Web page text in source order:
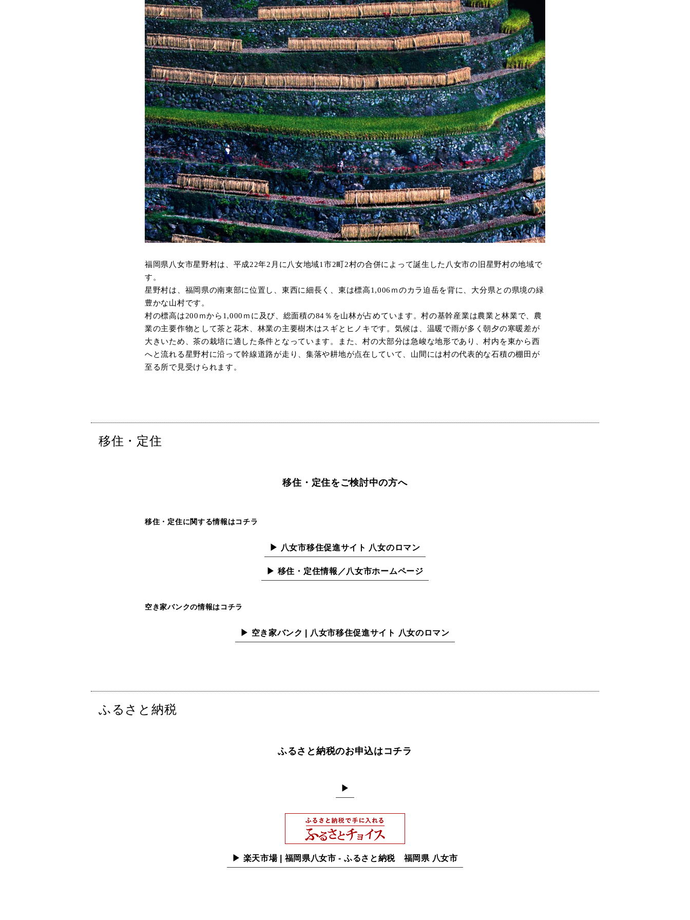
福岡県八女市星野村は、平成22年2月に八女地域1市2町2村の合併によって誕生した八女市の旧星野村の地域で
す。
星野村は、福岡県の南東部に位置し、東西に細長く、東は標高1,006ｍのカラ迫岳を背に、大分県との県境の緑
豊かな山村です。
村の標高は200ｍから1,000ｍに及び、総面積の84％を山林が占めています。村の基幹産業は農業と林業で、農
業の主要作物として茶と花木、林業の主要樹木はスギとヒノキです。気候は、温暖で雨が多く朝夕の寒暖差が
大きいため、茶の栽培に適した条件となっています。また、村の大部分は急峻な地形であり、村内を東から西
へと流れる星野村に沿って幹線道路が走り、集落や耕地が点在していて、山間には村の代表的な石積の棚田が
至る所で見受けられます。
移住・定住
移住・定住をご検討中の方へ
移住・定住に関する情報はコチラ
▶ 八女市移住促進サイト 八女のロマン
▶ 移住・定住情報／八女市ホームページ
空き家バンクの情報はコチラ
▶ 空き家バンク | 八女市移住促進サイト 八女のロマン
ふるさと納税
ふるさと納税のお申込はコチラ
▶
▶ 楽天市場 | 福岡県八女市 - ふるさと納税 福岡県 八女市